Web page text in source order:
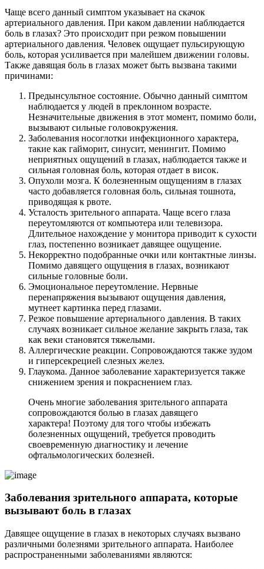
Чаще всего данный симптом указывает на скачок
артериального давления. При каком давлении наблюдается
боль в глазах? Это происходит при резком повышении
артериального давления. Человек ощущает пульсирующую
боль, которая усиливается при малейшем движении головы.
Также давящая боль в глазах может быть вызвана такими
причинами:
Предынсультное состояние. Обычно данный симптом
наблюдается у людей в преклонном возрасте.
Незначительные движения в этот момент, помимо боли,
вызывают сильные головокружения.
Заболевания носоглотки инфекционного характера,
такие как гайморит, синусит, менингит. Помимо
неприятных ощущений в глазах, наблюдается также и
сильная головная боль, которая отдает в висок.
Опухоли мозга. К болезненным ощущениям в глазах
часто добавляется головная боль, сильная тошнота,
приводящая к рвоте.
Усталость зрительного аппарата. Чаще всего глаза
переутомляются от компьютера или телевизора.
Длительное нахождение у монитора приводит к сухости
глаз, постепенно возникает давящее ощущение.
Некорректно подобранные очки или контактные линзы.
Помимо давящего ощущения в глазах, возникают
сильные головные боли.
Эмоциональное переутомление. Нервные
перенапряжения вызывают ощущения давления,
мутнеет картинка перед глазами.
Резкое повышение артериального давления. В таких
случаях возникает сильное желание закрыть глаза, так
как веки становятся тяжелыми.
Аллергические реакции. Сопровождаются также зудом
и гиперсекрецией слезных желез.
Глаукома. Данное заболевание характеризуется также
снижением зрения и покраснением глаз.
Очень многие заболевания зрительного аппарата
сопровождаются болью в глазах давящего
характера! Поэтому для того чтобы избежать
болезненных ощущений, требуется проводить
своевременную диагностику и лечение
офтальмологических болезней.
Заболевания зрительного аппарата, которые
вызывают боль в глазах
Давящее ощущение в глазах в некоторых случаях вызвано
различными болезнями зрительного аппарата. Наиболее
распространенными заболеваниями являются: